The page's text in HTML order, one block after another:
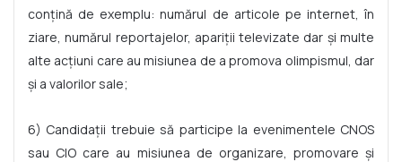
conțină de exemplu: numărul de articole pe internet, în
ziare, numărul reportajelor, apariții televizate dar și multe
alte acțiuni care au misiunea de a promova olimpismul, dar
și a valorilor sale;
6) Candidații trebuie să participe la evenimentele CNOS
sau CIO care au misiunea de organizare, promovare și